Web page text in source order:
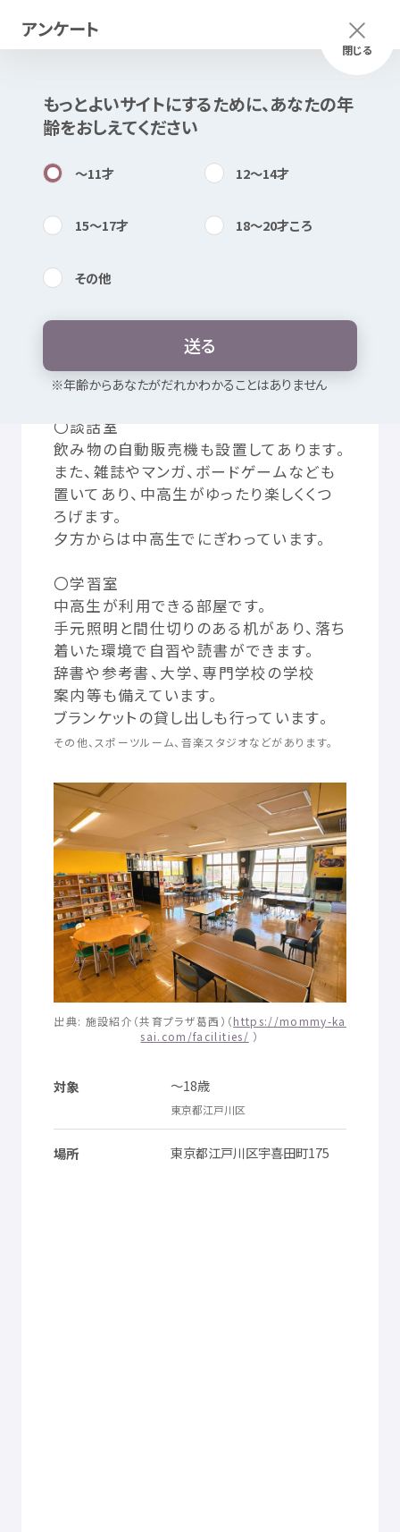
内検索
お気に入り
つかいかた サイトについて
気持ちをはきだす
気に入り
利用規約 寄付のお願い
プライバシーポリシー
Mexへのお問い合わせ
© Mex
ふりがな つかいかた メニュー
閉じる
アンケート
もっとよいサイトにするために、あなたの年
齢をおしえてください
〜11才 12〜14才
15〜17才 18〜20才ころ
その他
送る
※年齢からあなたがだれかわかることはありません
このページは公開情報をもとに
Mexで作成
共育プラザ葛西
どんなところ？
〇談話室
飲み物の自動販売機も設置 してあります。
また、 雑誌やマンガ、ボードゲームなども
置いてあり、 中高生がゆったり楽 しくくつ
ろげます。
夕方からは中高生でにぎわっています。
〇学習室
中高生が利用できる部屋です。
手元照明 と間仕切りのある机があり、 落ち
着いた環境で 自習や読書ができます。
辞書や参考書、 大学、 専門学校の学校
案内等も備えています。
ブランケットの貸 し出 しも行っています。
その他、スポーツルーム、 音楽スタジオなどがあります。
出典: 施設紹介 （共育プラザ葛西 ）（https://mommy-ka
sai.com/facilities/ ）
対象 ～18歳
東京都江戸川区
場所 東京都江戸川区宇喜田町175